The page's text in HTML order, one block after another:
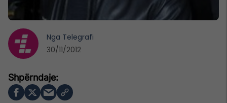
Nga Telegrafi
30/11/2012